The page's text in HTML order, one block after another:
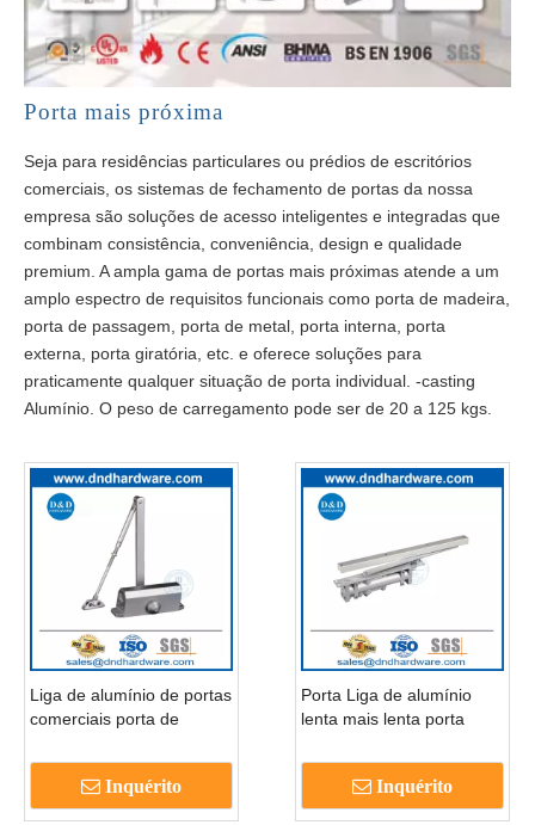
Porta mais próxima
Seja para residências particulares ou prédios de escritórios
comerciais, os sistemas de fechamento de portas da nossa
empresa são soluções de acesso inteligentes e integradas que
combinam consistência, conveniência, design e qualidade
premium. A ampla gama de portas mais próximas atende a um
amplo espectro de requisitos funcionais como porta de madeira,
porta de passagem, porta de metal, porta interna, porta
externa, porta giratória, etc. e oferece soluções para
praticamente qualquer situação de porta individual. -casting
Alumínio. O peso de carregamento pode ser de 20 a 125 kgs.
Liga de alumínio de portas
comerciais porta de
perto-dddc004
Inquérito
Porta Liga de alumínio
lenta mais lenta porta
perto DDDC049
Inquérito